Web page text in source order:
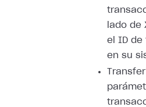
lado de
el ID de
en su